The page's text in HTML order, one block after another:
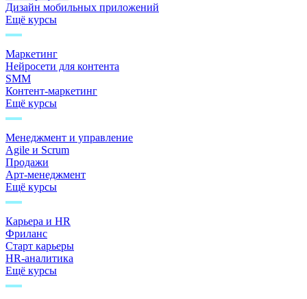
Дизайн мобильных приложений
Ещё курсы
Маркетинг
Нейросети для контента
SMM
Контент-маркетинг
Ещё курсы
Менеджмент и управление
Agile и Scrum
Продажи
Арт-менеджмент
Ещё курсы
Карьера и HR
Фриланс
Старт карьеры
HR-аналитика
Ещё курсы